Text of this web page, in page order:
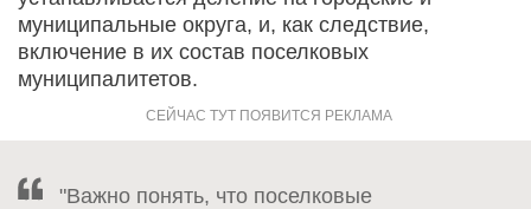
муниципальные округа, и, как следствие,
включение в их состав поселковых
муниципалитетов.
"Важно понять, что поселковые